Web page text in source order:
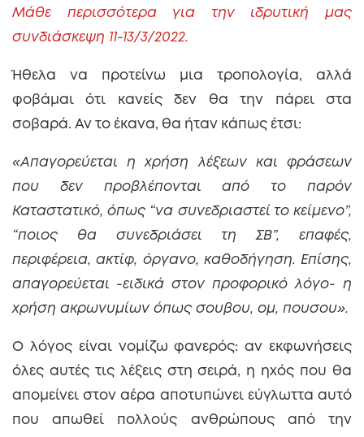
Μάθε περισσότερα για την ιδρυτική μας
συνδιάσκεψη 11-13/3/2022.
Ήθελα να προτείνω μια τροπολογία, αλλά
φοβάμαι ότι κανείς δεν θα την πάρει στα
σοβαρά. Αν το έκανα, θα ήταν κάπως έτσι:
«Απαγορεύεται η χρήση λέξεων και φράσεων
που δεν προβλέπονται από το παρόν
Καταστατικό, όπως “να συνεδριαστεί το κείμενο”,
“ποιος θα συνεδριάσει τη ΣΒ”, επαφές,
περιφέρεια, ακτίφ, όργανο, καθοδήγηση. Επίσης,
απαγορεύεται -ειδικά στον προφορικό λόγο- η
χρήση ακρωνυμίων όπως σουβου, ομ, πουσου».
Ο λόγος είναι νομίζω φανερός: αν εκφωνήσεις
όλες αυτές τις λέξεις στη σειρά, η ηχός που θα
απομείνει στον αέρα αποτυπώνει εύγλωττα αυτό
που απωθεί πολλούς ανθρώπους από την